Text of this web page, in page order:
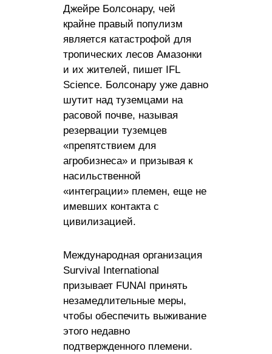
Джейре Болсонару, чей
крайне правый популизм
является катастрофой для
тропических лесов Амазонки
и их жителей, пишет IFL
Science. Болсонару уже давно
шутит над туземцами на
расовой почве, называя
резервации туземцев
«препятствием для
агробизнеса» и призывая к
насильственной
«интеграции» племен, еще не
имевших контакта с
цивилизацией.
Международная организация
Survival International
призывает FUNAI принять
незамедлительные меры,
чтобы обеспечить выживание
этого недавно
подтвержденного племени.